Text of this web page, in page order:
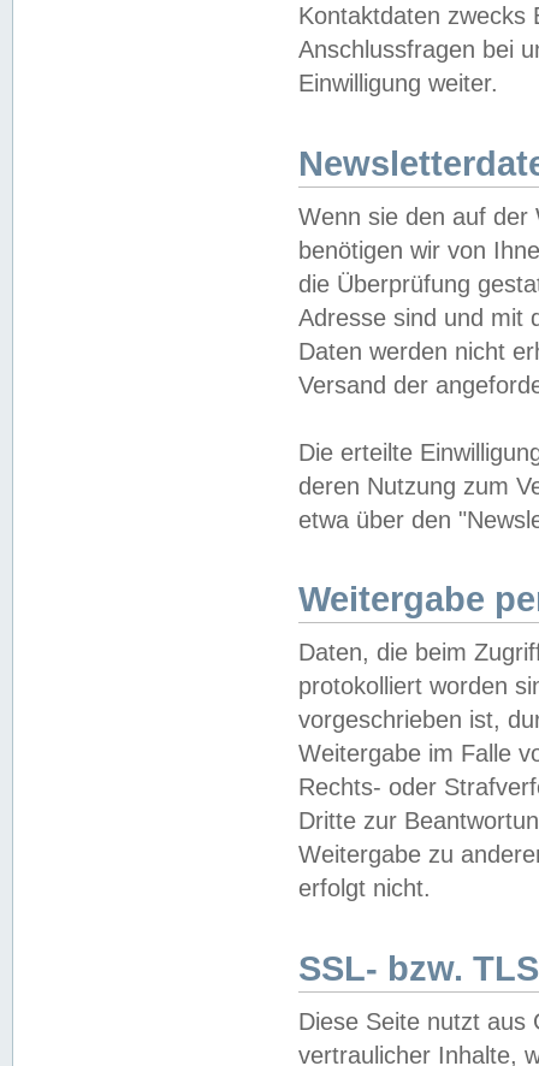
Kontaktdaten zwecks
Anschlussfragen bei
Einwilligung weiter.
Wenn sie den auf der
benötigen wir von
die Überprüfung
Adresse sind und mit
Daten werden nicht
Versand der
Die erteilte
deren Nutzung zum
etwa über den
Weitergabe
Daten, die beim
protokolliert worden
vorgeschrieben ist,
Weitergabe im Falle
Rechts- oder
Dritte zur
Weitergabe zu
erfolgt nicht.
SSL- bzw.
Diese Seite nutzt aus
vertraulicher Inhalte,